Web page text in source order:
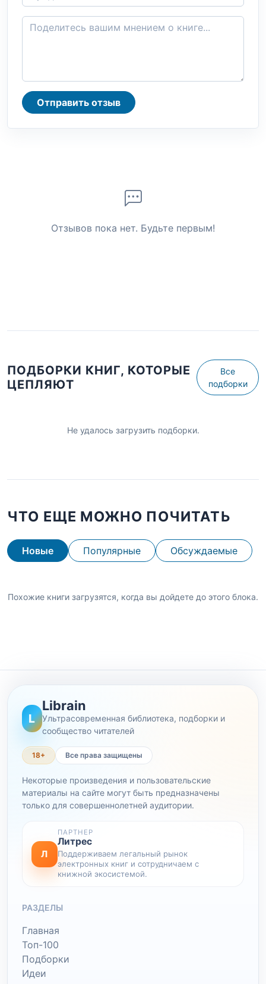
Отправить отзыв
Отзывов пока нет. Будьте первым!
ПОДБОРКИ КНИГ, КОТОРЫЕ
ЦЕПЛЯЮТ
Все
подборки
Не удалось загрузить подборки.
ЧТО ЕЩЕ МОЖНО ПОЧИТАТЬ
Новые Популярные Обсуждаемые
Похожие книги загрузятся, когда вы дойдете до этого блока.
L
Librain
Ультрасовременная библиотека, подборки и
сообщество читателей
18+ Все права защищены
Некоторые произведения и пользовательские
материалы на сайте могут быть предназначены
только для совершеннолетней аудитории.
Л
ПАРТНЕР
Литрес
Поддерживаем легальный рынок
электронных книг и сотрудничаем с
книжной экосистемой.
РАЗДЕЛЫ
Главная
Топ-100
Подборки
Идеи